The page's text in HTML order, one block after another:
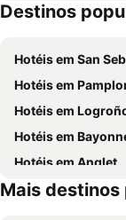
Pamplona
Agorreta
Hotel Leyre
Hotel Ciudadela
Don Carlos
Hostal Rodas
Hostal Arriazu
Centro Histórico
Yon
Iturrama
San Juan
Iglesia Parroquial de
Tres Reyes
La Chantrea
Destinos
Hotéis em San
Hotéis em
Hotéis em
Hotéis em
Hotéis em Anglet
Mais destinos